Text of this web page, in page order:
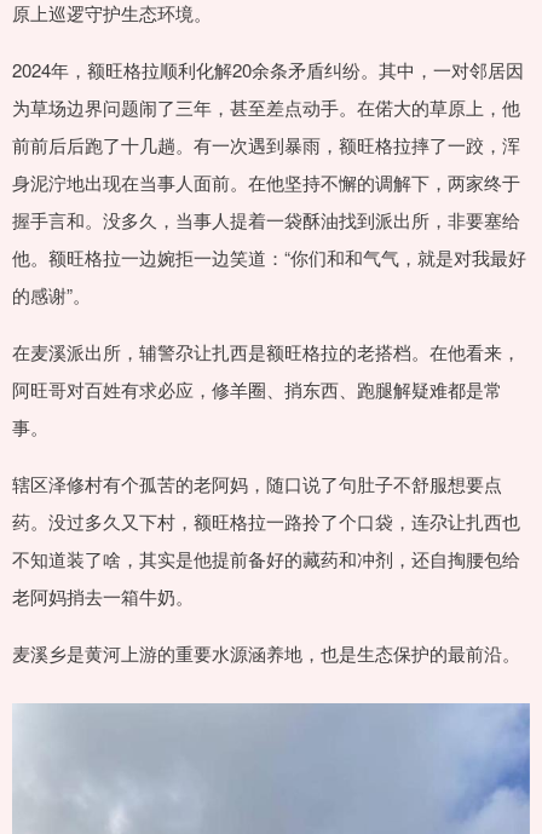
原上巡逻守护生态环境。
2024年，额旺格拉顺利化解20余条矛盾纠纷。其中，一对邻居因
为草场边界问题闹了三年，甚至差点动手。在偌大的草原上，他
前前后后跑了十几趟。有一次遇到暴雨，额旺格拉摔了一跤，浑
身泥泞地出现在当事人面前。在他坚持不懈的调解下，两家终于
握手言和。没多久，当事人提着一袋酥油找到派出所，非要塞给
他。额旺格拉一边婉拒一边笑道：“你们和和气气，就是对我最好
的感谢”。
在麦溪派出所，辅警尕让扎西是额旺格拉的老搭档。在他看来，
阿旺哥对百姓有求必应，修羊圈、捎东西、跑腿解疑难都是常
事。
辖区泽修村有个孤苦的老阿妈，随口说了句肚子不舒服想要点
药。没过多久又下村，额旺格拉一路拎了个口袋，连尕让扎西也
不知道装了啥，其实是他提前备好的藏药和冲剂，还自掏腰包给
老阿妈捎去一箱牛奶。
麦溪乡是黄河上游的重要水源涵养地，也是生态保护的最前沿。